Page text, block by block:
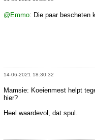
@Emmo: Die paar bescheten
14-06-2021 18:30:32
Mamsie: Koeienmest helpt
hier?
Heel waardevol, dat spul.